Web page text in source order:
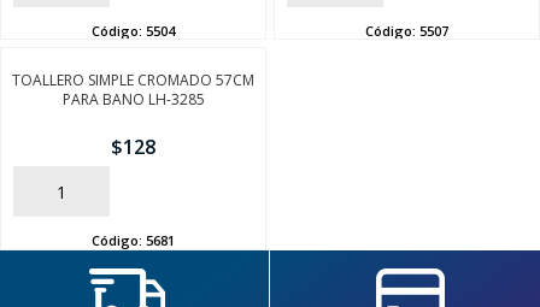
Código: 5504 Código: 5507
TOALLERO SIMPLE CROMADO 57CM
PARA BANO LH-3285
$128
AÑADIR
Código: 5681
SEGUÍ COMPRANDO